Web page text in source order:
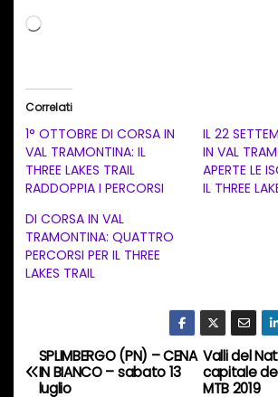
C
a
m
e
n
t
o
c
o
Correlati
1° OTTOBRE DI CORSA IN
VAL TRAMONTINA: IL
THREE LAKES TRAIL
RADDOPPIA I PERCORSI
IL 22
IN VAL
APERTE LE
IL THREE
DI CORSA IN VAL
TRAMONTINA: QUATTRO
PERCORSI PER IL THREE
LAKES TRAIL
N
Valli del
capitale
MTB 2019
SPLIMBERGO (PN) – CENA
IN BIANCO – sabato 13
luglio